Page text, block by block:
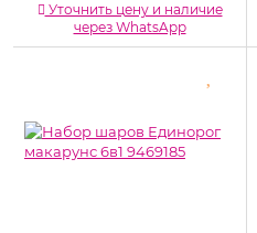
Уточнить цену и наличие
через WhatsApp